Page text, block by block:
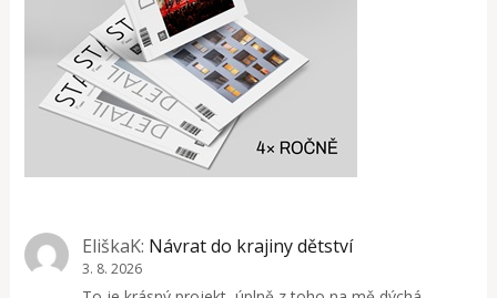
EliškaK: Návrat do krajiny dětství
3. 8. 2026